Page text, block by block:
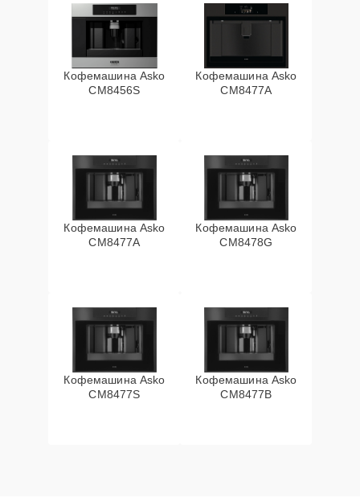
Кофемашина Asko
CM8456S
Кофемашина Asko
CM8477A
Кофемашина Asko
СМ8477А
Кофемашина Asko
CM8478G
Кофемашина Asko
CM8477S
Кофемашина Asko
CM8477B